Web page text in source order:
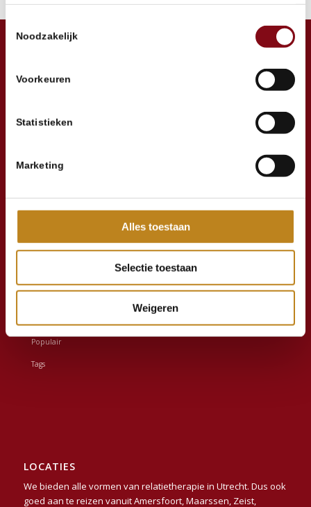
Toestemmingsselectie
Noodzakelijk
Voorkeuren
Statistieken
Marketing
Alles toestaan
Selectie toestaan
Weigeren
06-14464205
Wanneer is relatietherapie zinvol? 7 signalen die veel
19 maart 2026 - 14:14
Grenzen in relaties: verantwoordelijkheid, geen control...
Populair
Tags
LOCATIES
We bieden alle vormen van relatietherapie in Utrecht. Dus ook
goed aan te reizen vanuitAmersfoort,Maarssen, Zeist,